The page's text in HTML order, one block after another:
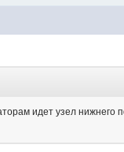
идет узел нижнего